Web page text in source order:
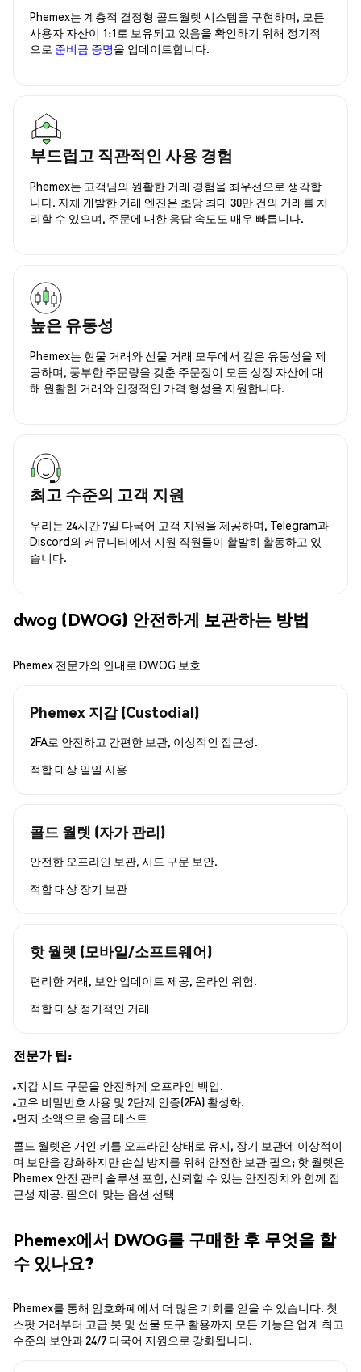
Phemex는 계층적 결정형 콜드월렛 시스템을 구현하며, 모든
사용자 자산이 1:1로 보유되고 있음을 확인하기 위해 정기적
으로 준비금 증명을 업데이트합니다.
부드럽고 직관적인 사용 경험
Phemex는 고객님의 원활한 거래 경험을 최우선으로 생각합
니다. 자체 개발한 거래 엔진은 초당 최대 30만 건의 거래를 처
리할 수 있으며, 주문에 대한 응답 속도도 매우 빠릅니다.
높은 유동성
Phemex는 현물 거래와 선물 거래 모두에서 깊은 유동성을 제
공하며, 풍부한 주문량을 갖춘 주문장이 모든 상장 자산에 대
해 원활한 거래와 안정적인 가격 형성을 지원합니다.
최고 수준의 고객 지원
우리는 24시간 7일 다국어 고객 지원을 제공하며, Telegram과
Discord의 커뮤니티에서 지원 직원들이 활발히 활동하고 있
습니다.
dwog (DWOG) 안전하게 보관하는 방법
Phemex 전문가의 안내로 DWOG 보호
Phemex 지갑 (Custodial)
2FA로 안전하고 간편한 보관, 이상적인 접근성.
적합 대상 일일 사용
콜드 월렛 (자가 관리)
안전한 오프라인 보관, 시드 구문 보안.
적합 대상 장기 보관
핫 월렛 (모바일/소프트웨어)
편리한 거래, 보안 업데이트 제공, 온라인 위험.
적합 대상 정기적인 거래
전문가 팁:
지갑 시드 구문을 안전하게 오프라인 백업.
고유 비밀번호 사용 및 2단계 인증(2FA) 활성화.
먼저 소액으로 송금 테스트
콜드 월렛은 개인 키를 오프라인 상태로 유지, 장기 보관에 이상적이
며 보안을 강화하지만 손실 방지를 위해 안전한 보관 필요; 핫 월렛은
Phemex 안전 관리 솔루션 포함, 신뢰할 수 있는 안전장치와 함께 접
근성 제공. 필요에 맞는 옵션 선택
Phemex에서 DWOG를 구매한 후 무엇을 할
수 있나요?
Phemex를 통해 암호화폐에서 더 많은 기회를 얻을 수 있습니다. 첫
스팟 거래부터 고급 봇 및 선물 도구 활용까지 모든 기능은 업계 최고
수준의 보안과 24/7 다국어 지원으로 강화됩니다.